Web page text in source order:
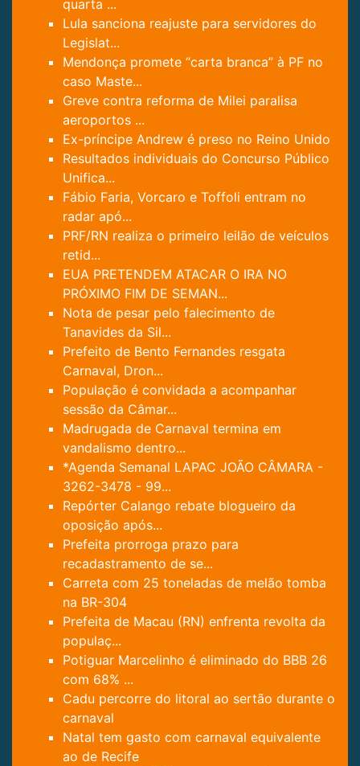
quarta ...
Lula sanciona reajuste para servidores do
Legislat...
Mendonça promete “carta branca” à PF no
caso Maste...
Greve contra reforma de Milei paralisa
aeroportos ...
Ex-príncipe Andrew é preso no Reino Unido
Resultados individuais do Concurso Público
Unifica...
Fábio Faria, Vorcaro e Toffoli entram no
radar apó...
PRF/RN realiza o primeiro leilão de veículos
retid...
EUA PRETENDEM ATACAR O IRA NO
PRÓXIMO FIM DE SEMAN...
Nota de pesar pelo falecimento de
Tanavides da Sil...
Prefeito de Bento Fernandes resgata
Carnaval, Dron...
População é convidada a acompanhar
sessão da Câmar...
Madrugada de Carnaval termina em
vandalismo dentro...
*Agenda Semanal LAPAC JOÃO CÂMARA -
3262-3478 - 99...
Repórter Calango rebate blogueiro da
oposição após...
Prefeita prorroga prazo para
recadastramento de se...
Carreta com 25 toneladas de melão tomba
na BR-304
Prefeita de Macau (RN) enfrenta revolta da
populaç...
Potiguar Marcelinho é eliminado do BBB 26
com 68% ...
Cadu percorre do litoral ao sertão durante o
carnaval
Natal tem gasto com carnaval equivalente
ao de Recife